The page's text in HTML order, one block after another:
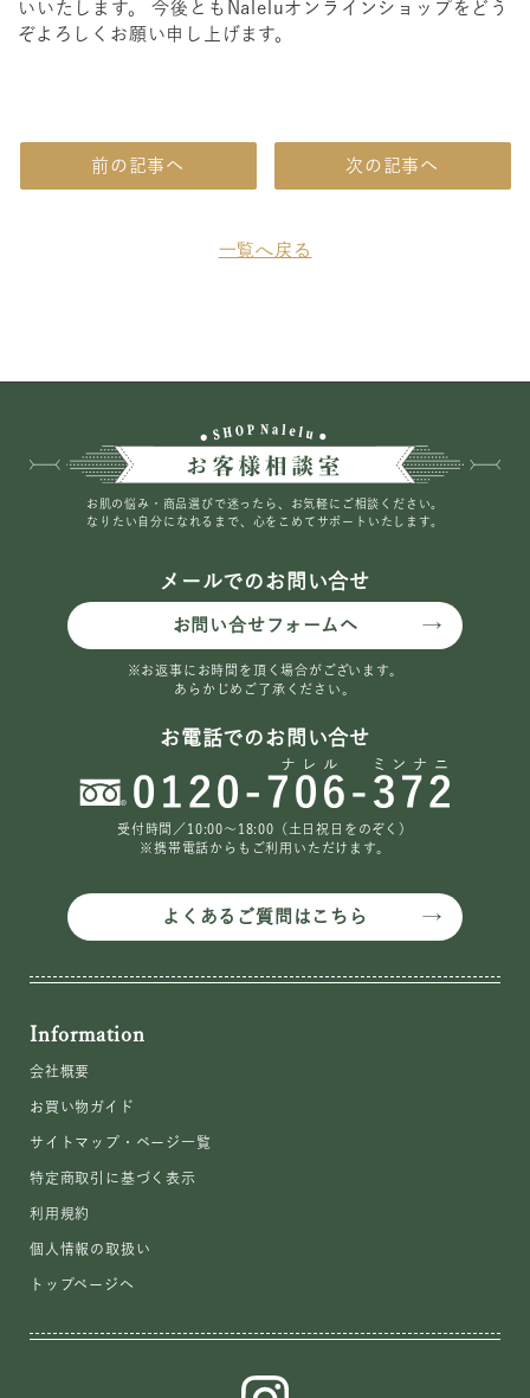
いいたします。 今後ともNaleluオンラインショップをどう
ぞよろしくお願い申し上げます。
前の記事へ
一覧へ戻る
次の記事へ
お肌の悩み・商品選びで迷ったら、お気軽にご相談ください。
なりたい自分になれるまで、心をこめてサポートいたします。
メールでのお問い合せ
お問い合せフォームへ
※お返事にお時間を頂く場合がございます。
あらかじめご了承ください。
お電話でのお問い合せ
受付時間／10:00〜18:00（土日祝日をのぞく）
※携帯電話からもご利用いただけます。
よくあるご質問はこちら
Information
会社概要
お買い物ガイド
サイトマップ・ページ一覧
特定商取引に基づく表示
利用規約
個人情報の取扱い
トップページへ